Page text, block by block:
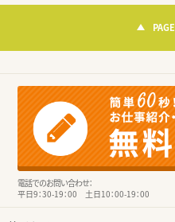
電話でのお問い合わせ：
平日9：30-19：00 土日10：00-19：00